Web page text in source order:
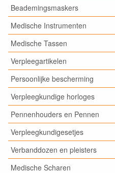
Beademingsmaskers
Medische Instrumenten
Medische Tassen
Verpleegartikelen
Persoonlijke bescherming
Verpleegkundige horloges
Pennenhouders en Pennen
Verpleegkundigesetjes
Verbanddozen en pleisters
Medische Scharen